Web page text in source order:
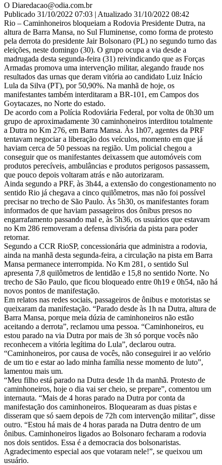
O Diaredacao@odia.com.br
Publicado 31/10/2022 07:03 | Atualizado 31/10/2022 08:42
Rio – Caminhoneiros bloqueiam a Rodovia Presidente Dutra, na
altura de Barra Mansa, no Sul Fluminense, como forma de protesto
pela derrota do presidente Jair Bolsonaro (PL) no segundo turno das
eleições, neste domingo (30). O grupo ocupa a via desde a
madrugada desta segunda-feira (31) reivindicando que as Forças
Armadas promova uma intervenção militar, alegando fraude nos
resultados das urnas que deram vitória ao candidato Luiz Inácio
Lula da Silva (PT), por 50,90%. Na manhã de hoje, os
manifestantes também interditaram a BR-101, em Campos dos
Goytacazes, no Norte do estado.
De acordo com a Polícia Rodoviária Federal, por volta de 0h30 um
grupo de aproximadamente 30 caminhoneiros interditou totalmente
a Dutra no Km 276, em Barra Mansa. Às 1h07, agentes da PRF
tentavam negociar a liberação dos veículos, momento em que já
haviam cerca de 50 pessoas na região. Um policial chegou a
conseguir que os manifestantes deixassem que automóveis com
produtos perecíveis, ambulâncias e produtos perigosos passassem,
que pouco depois voltaram atrás e não autorizaram.
Ainda segundo a PRF, às 3h44, a extensão do congestionamento no
sentido Rio já chegava a cinco quilômetros, mas não foi possível
precisar no trecho de São Paulo. Às 5h30, os manifestantes foram
informados de que haviam passageiros dos ônibus presos no
engarrafamento passando mal e, às 5h36, os usuários que estavam
no Km 286 removeram a defensa divisória da pista para poder
retornar.
Segundo a CCR RioSP, concessionária que administra a rodovia,
ainda na manhã desta segunda-feira, a circulação na pista em Barra
Mansa permanece interrompida. No Km 281, o sentido Sul
apresenta 7,8 quilômetros de lentidão e 15,8 no sentido Norte. No
trecho de São Paulo, que ficou bloqueado entre 0h19 e 0h54, não há
novos pontos de manifestação.
Em relatos nas redes sociais, passageiros de ônibus e motoristas se
queixaram da manifestação. “Parado desde às 1h na Dutra, altura de
Barra Mansa, porque meia dúzia de caminhoneiros não estão
aceitando a derrota”, reclamou uma pessoa. “Caminhoneiros, eu
estou parado na via Dutra por mais de 3h só porque vocês não
reconhecem a vitória legítima do Lula”, declarou outra.
“Caminhoneiros, por causa de vocês, não conseguirei ir ao velório
de um tio e estar ao lado minha família nesse momento de luto”,
lamentou mais um.
“Meu filho está parado na Dutra desde 1h da manhã. Protesto de
caminhoneiros, hoje o dia vai ser cheio, se prepare”, comentou um
internauta. “Mais de 4 horas parado na Dutra por conta da
manifestação dos caminhoneiros. Bloquearam as duas pistas e
disseram que só saem depois de 72h com intervenção militar”, disse
outro. “Estou há mais de 4 horas parada na Dutra dentro de um
ônibus. Caminhoneiros ligados ao Bolsonaro fecharam a rodovia
nos dois sentidos. Essa é a democracia dos bolsonaristas.
Agradecimento especial aos que votaram nele!”, se queixou um
usuário.